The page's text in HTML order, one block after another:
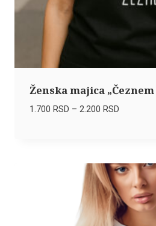
Ženska majica
1.700 RSD – 2.200 RSDRaspon
do
2.200